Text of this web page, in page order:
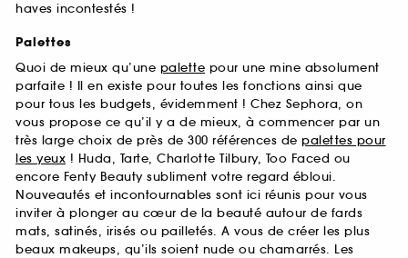
haves incontestés !
Palettes
Quoi de mieux qu’une palette pour une mine absolument
parfaite ! Il en existe pour toutes les fonctions ainsi que
pour tous les budgets, évidemment ! Chez Sephora, on
vous propose ce qu’il y a de mieux, à commencer par un
très large choix de près de 300 références de palettes pour
les yeux ! Huda, Tarte, Charlotte Tilbury, Too Faced ou
encore Fenty Beauty subliment votre regard ébloui.
Nouveautés et incontournables sont ici réunis pour vous
inviter à plonger au cœur de la beauté autour de fards
mats, satinés, irisés ou pailletés. A vous de créer les plus
beaux makeups, qu’ils soient nude ou chamarrés. Les